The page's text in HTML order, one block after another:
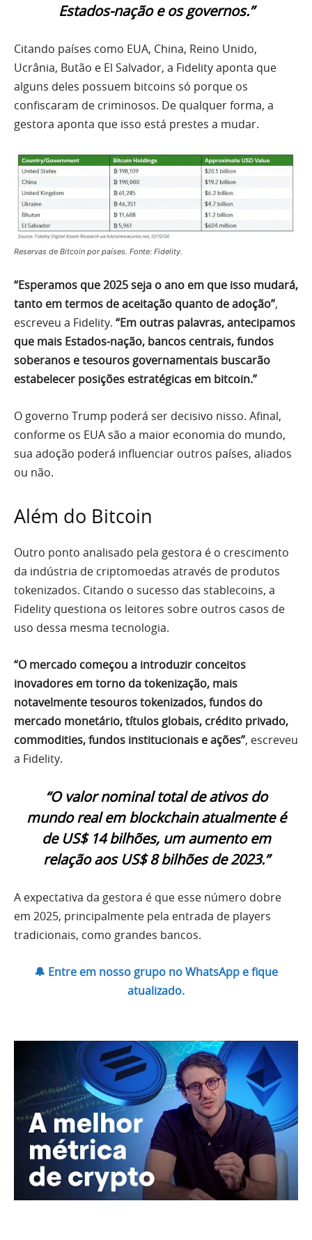
Estados-nação e os governos.”
Citando países como EUA, China, Reino Unido,
Ucrânia, Butão e El Salvador, a Fidelity aponta que
alguns deles possuem bitcoins só porque os
confiscaram de criminosos. De qualquer forma, a
gestora aponta que isso está prestes a mudar.
Reservas de Bitcoin por países. Fonte: Fidelity.
“Esperamos que 2025 seja o ano em que isso mudará,
tanto em termos de aceitação quanto de adoção”,
escreveu a Fidelity. “Em outras palavras, antecipamos
que mais Estados-nação, bancos centrais, fundos
soberanos e tesouros governamentais buscarão
estabelecer posições estratégicas em bitcoin.”
O governo Trump poderá ser decisivo nisso. Afinal,
conforme os EUA são a maior economia do mundo,
sua adoção poderá influenciar outros países, aliados
ou não.
Além do Bitcoin
Outro ponto analisado pela gestora é o crescimento
da indústria de criptomoedas através de produtos
tokenizados. Citando o sucesso das stablecoins, a
Fidelity questiona os leitores sobre outros casos de
uso dessa mesma tecnologia.
“O mercado começou a introduzir conceitos
inovadores em torno da tokenização, mais
notavelmente tesouros tokenizados, fundos do
mercado monetário, títulos globais, crédito privado,
commodities, fundos institucionais e ações”, escreveu
a Fidelity.
“O valor nominal total de ativos do
mundo real em blockchain atualmente é
de US$ 14 bilhões, um aumento em
relação aos US$ 8 bilhões de 2023.”
A expectativa da gestora é que esse número dobre
em 2025, principalmente pela entrada de players
tradicionais, como grandes bancos.
🔔 Entre em nosso grupo no WhatsApp e fique
atualizado.